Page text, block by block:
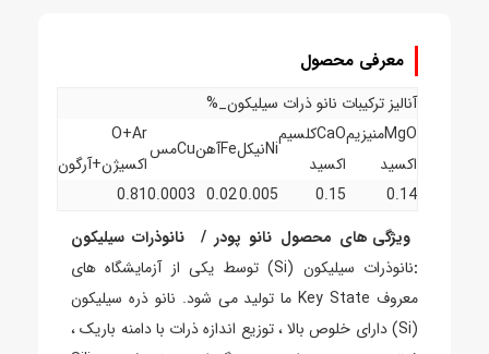
معرفی محصول
آنالیز ترکیبات نانو ذرات سیلیکون_%
MgOمنیزیم
اکسید
CaOکلسیم
اکسید
Niنیکل Feآهن Cuمس
O+Ar
اکسیژن+آرگون
0.14
0.15
0.005
0.02
0.0003
0.81
ویژگی های محصول نانو پودر / نانوذرات سیلیکون
:
نانوذرات سیلیکون (Si) توسط یکی از آزمایشگاه های
معروف Key State ما تولید می شود. نانو ذره سیلیکون
(Si) دارای خلوص بالا ، توزیع اندازه ذرات با دامنه باریک ،